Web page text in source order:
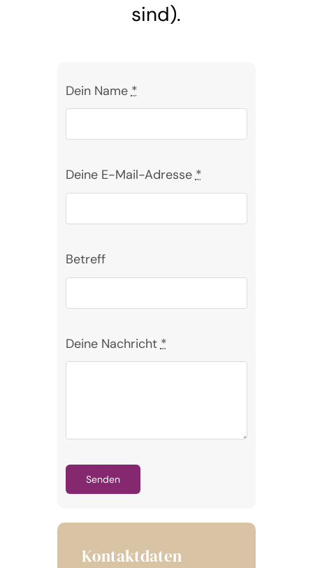
sind).
Dein Name *
Deine E-Mail-Adresse*
Betreff
Deine Nachricht *
Senden
Kontaktdaten